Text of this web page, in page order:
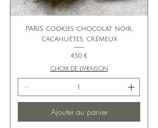
PARIS cookies chocolat noir,
cacahuètes, crémeux
Prix
4,50 €
CHOIX DE LIVRAISON
Ajouter au panier